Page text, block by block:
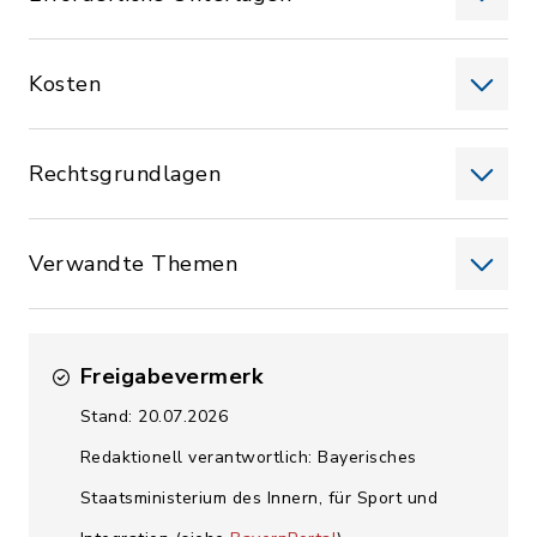
Kosten
Rechtsgrundlagen
Verwandte Themen
Freigabevermerk
Stand: 20.07.2026
Redaktionell verantwortlich: Bayerisches
Staatsministerium des Innern, für Sport und